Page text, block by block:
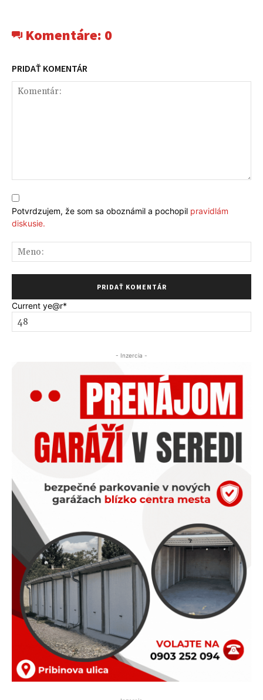
Komentáre: 0
PRIDAŤ KOMENTÁR
Potvrdzujem, že som sa oboznámil a pochopil pravidlám
diskusie.
Current ye@r*
- Inzercia -